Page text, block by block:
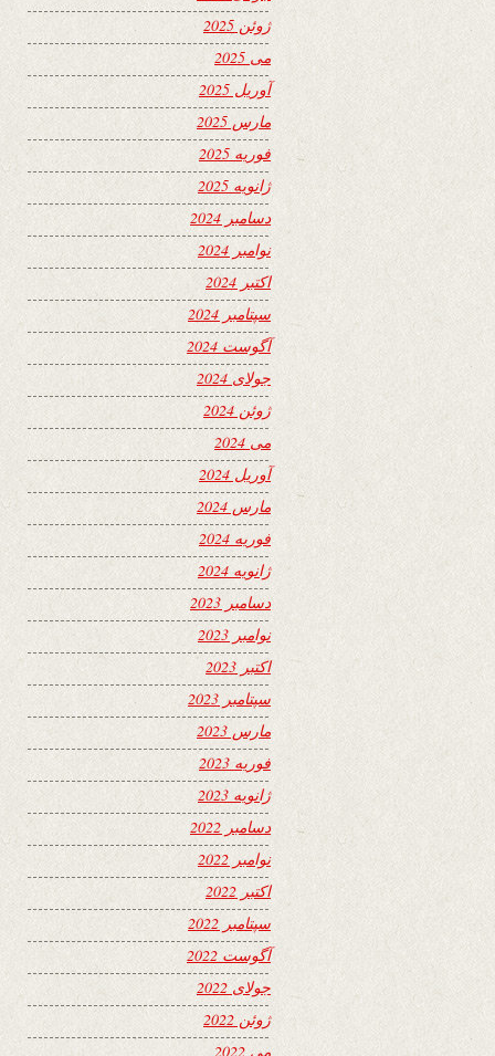
ژوئن 2025
می 2025
آوریل 2025
مارس 2025
فوریه 2025
ژانویه 2025
دسامبر 2024
نوامبر 2024
اکتبر 2024
سپتامبر 2024
آگوست 2024
جولای 2024
ژوئن 2024
می 2024
آوریل 2024
مارس 2024
فوریه 2024
ژانویه 2024
دسامبر 2023
نوامبر 2023
اکتبر 2023
سپتامبر 2023
مارس 2023
فوریه 2023
ژانویه 2023
دسامبر 2022
نوامبر 2022
اکتبر 2022
سپتامبر 2022
آگوست 2022
جولای 2022
ژوئن 2022
می 2022